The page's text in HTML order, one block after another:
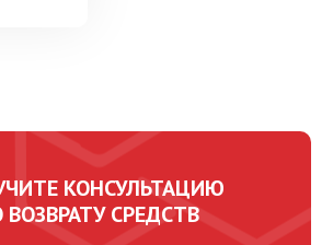
КОНСУЛЬТАЦИЮ
ВОЗВРАТУ СРЕДСТВ